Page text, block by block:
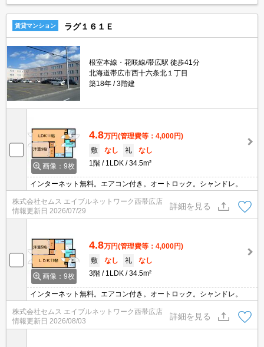
賃貸マンション ラグ１６１Ｅ
根室本線・花咲線/帯広駅 徒歩41分
北海道帯広市西十六条北１丁目
築18年
3階建
画像：9枚
4.8万円(管理費等：4,000円)
敷
なし 礼
なし
1階
1LDK 34.5m²
インターネット無料。エアコン付き。オートロック。シャンドレ。
株式会社セムス エイブルネットワーク西帯広店
情報更新日 2026/07/29
詳細を見る
画像：9枚
4.8万円(管理費等：4,000円)
敷
なし 礼
なし
3階
1LDK 34.5m²
インターネット無料。エアコン付き。オートロック。シャンドレ。
株式会社セムス エイブルネットワーク西帯広店
情報更新日 2026/08/03
詳細を見る